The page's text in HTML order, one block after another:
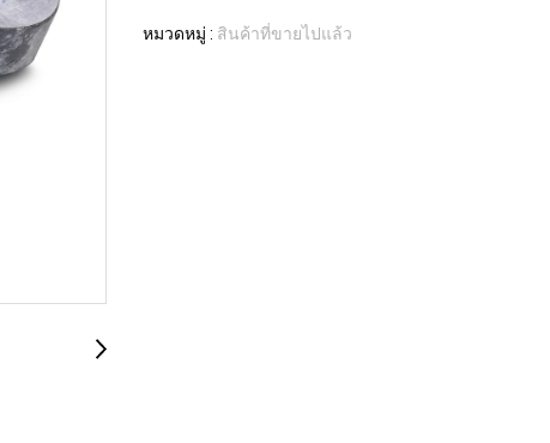
หมวดหมู่ : สินค้าที่ขายไปแล้ว